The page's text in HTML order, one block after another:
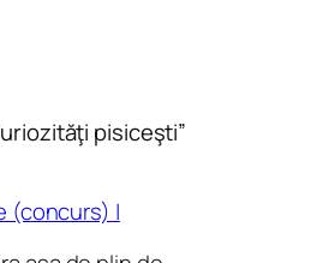
pisiceşti”
(concurs) |